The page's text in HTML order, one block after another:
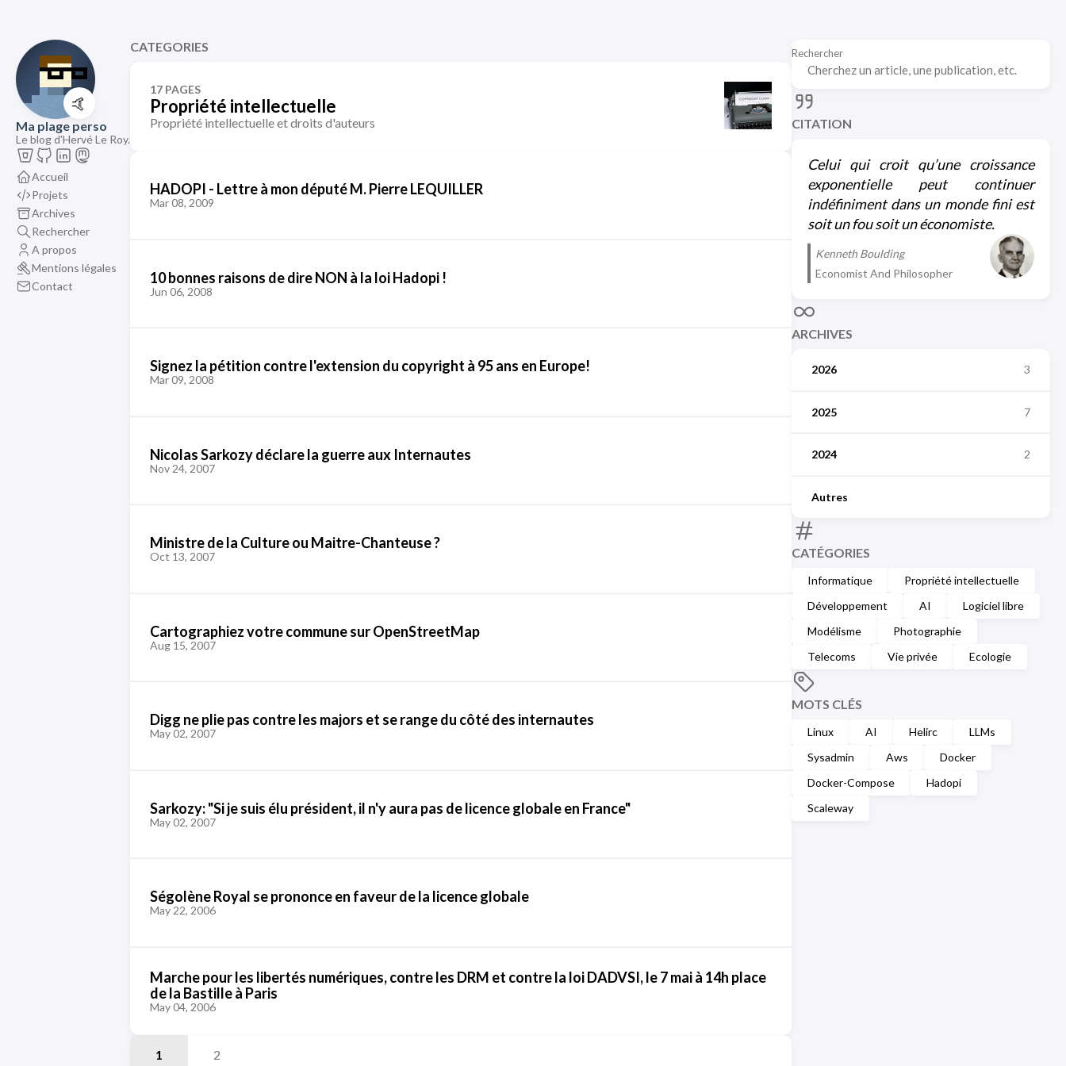
🤙
Ma plage perso
Le blog d'Hervé Le Roy.
Accueil
Projets
Archives
Rechercher
A propos
Mentions légales
Contact
Rechercher
CITATION
Celui qui croit qu’une croissance
exponentielle peut continuer
indéfiniment dans un monde fini est
soit un fou soit un économiste.
Kenneth Boulding
Economist And Philosopher
ARCHIVES
2026 3
2025 7
2024 2
Autres
CATÉGORIES
Informatique
Propriété intellectuelle
Développement
AI
Logiciel libre
Modélisme
Photographie
Telecoms
Vie privée Ecologie
MOTS CLÉS
Linux AI Helirc
LLMs
Sysadmin
Aws
Docker
Docker-Compose
Hadopi
Scaleway
CATEGORIES
17 PAGES
Propriété intellectuelle
Propriété intellectuelle et droits d'auteurs
HADOPI - Lettre à mon député M. Pierre LEQUILLER
Mar 08, 2009
10 bonnes raisons de dire NON à la loi Hadopi !
Jun 06, 2008
Signez la pétition contre l'extension du copyright à 95 ans en Europe!
Mar 09, 2008
Nicolas Sarkozy déclare la guerre aux Internautes
Nov 24, 2007
Ministre de la Culture ou Maitre-Chanteuse ?
Oct 13, 2007
Cartographiez votre commune sur OpenStreetMap
Aug 15, 2007
Digg ne plie pas contre les majors et se range du côté des internautes
May 02, 2007
Sarkozy: "Si je suis élu président, il n'y aura pas de licence globale en France"
May 02, 2007
Ségolène Royal se prononce en faveur de la licence globale
May 22, 2006
Marche pour les libertés numériques, contre les DRM et contre la loi DADVSI, le 7 mai à 14h place
de la Bastille à Paris
May 04, 2006
1 2